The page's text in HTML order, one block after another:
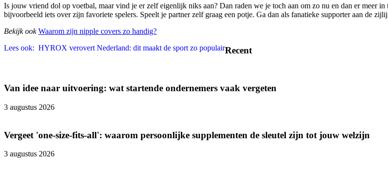
Is jouw vriend dol op voetbal, maar vind je er zelf eigenlijk niks aan? Dan raden we je toch aan om zo nu en dan er meer
bijvoorbeeld iets over zijn favoriete spelers. Speelt je partner zelf graag een potje. Ga dan als fanatieke supporter aan de
Bekijk ookWaarom zijn nipple covers zo handig?
Lees ook: HYROX verovert Nederland: dit maakt de sport zo populairRecent
Van idee naar uitvoering: wat startende ondernemers vaak vergeten
3 augustus 2026
Vergeet 'one-size-fits-all': waarom persoonlijke supplementen de sleutel zijn tot jouw welzijn
3 augustus 2026